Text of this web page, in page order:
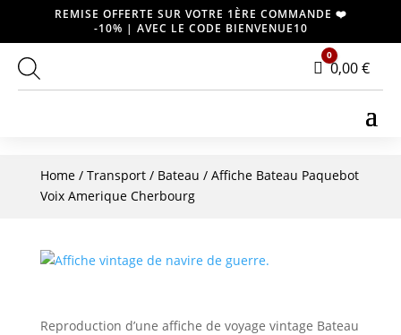
REMISE OFFERTE SUR VOTRE 1ÈRE COMMANDE ❤️
-10% | AVEC LE CODE BIENVENUE10
Panier
0
0,00€
Home/ Transport/ Bateau / Affiche Bateau Paquebot
Voix Amerique Cherbourg
Reproduction d’une affiche de voyage vintage Bateau